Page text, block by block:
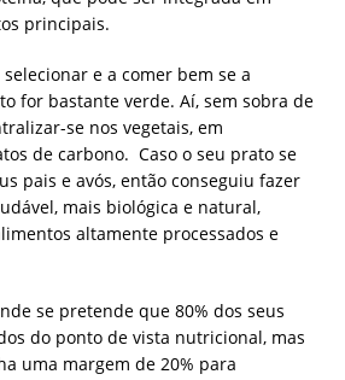
principais.
e a comer bem se a
for bastante verde. Aí, sem sobra de
se nos vegetais, em
de carbono. Caso o seu prato se
pais e avós, então conseguiu fazer
mais biológica e natural,
altamente processados e
se pretende que 80% dos seus
do ponto de vista nutricional, mas
uma margem de 20% para